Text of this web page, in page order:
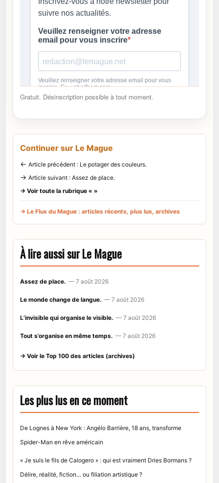
Gratuit. Désinscription possible à tout moment.
Continuer sur Le Mague
← Article précédent : Le potager des couleurs.
→ Article suivant : Assez de place.
→ Voir toute la rubrique « »
→ Le Flux du Mague : articles récents, plus lus, archives
À lire aussi sur Le Mague
Assez de place. — 7 août 2026
Le monde change de langue. — 7 août 2026
L’invisible qui organise le visible. — 7 août 2026
Tout s’organise en même temps. — 7 août 2026
→ Voir le Top 100 des articles (archives)
Les plus lus en ce moment
De Lognes à New York : Angélo Barrière, 18 ans, transforme
Spider-Man en rêve américain
« Je suis le fils de Calogero » : qui est vraiment Dries Bormans ?
Délire, réalité, fiction… ou filiation artistique ?